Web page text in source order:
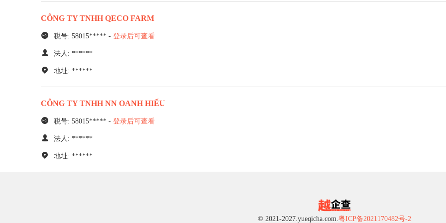
CÔNG TY TNHH QECO FARM
税号: 58015***** - 登录后可查看
法人: ******
地址: ******
CÔNG TY TNHH NN OANH HIẾU
税号: 58015***** - 登录后可查看
法人: ******
地址: ******
© 2021-2027.yueqicha.com.粤ICP备2021170482号-2